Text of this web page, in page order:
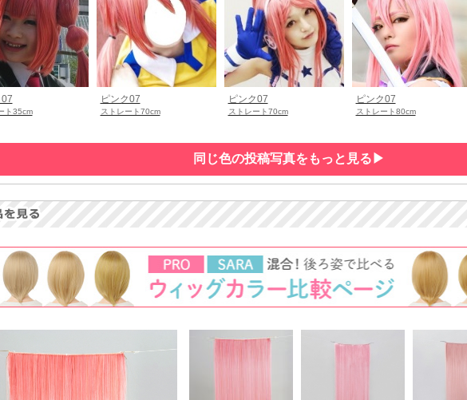
07
ト35cm
ピンク07
ストレート70cm
ピンク07
ストレート70cm
ピンク07
ストレート80cm